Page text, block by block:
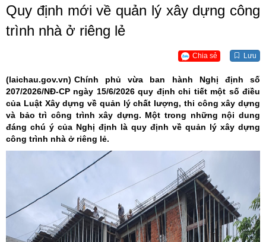
Quy định mới về quản lý xây dựng công
trình nhà ở riêng lẻ
Chia sẻ Lưu
(laichau.gov.vn) Chính phủ vừa ban hành Nghị định số
207/2026/NĐ-CP ngày 15/6/2026 quy định chi tiết một số điều
của Luật Xây dựng về quản lý chất Iượng, thi công xây dựng
và bảo trì công trình xây dựng. Một trong những nội dung
đáng chú ý của Nghị định là quy định về quản lý xây dựng
công trình nhà ở riêng lẻ.